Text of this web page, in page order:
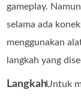
gameplay.
selama ada
menggunakan
langkah yang
LangkahUntuk